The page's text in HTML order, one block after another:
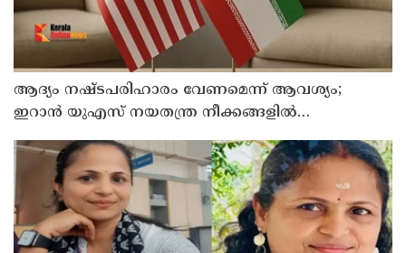
ആദ്യം നഷ്ടപരിഹാരം വേണമെന്ന് ആവശ്യം;
ഇറാന്‍ യുഎസ് നയതന്ത്ര നീക്കങ്ങളില്‍